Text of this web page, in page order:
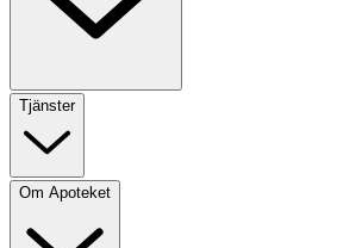
Tjänster
Om Apoteket